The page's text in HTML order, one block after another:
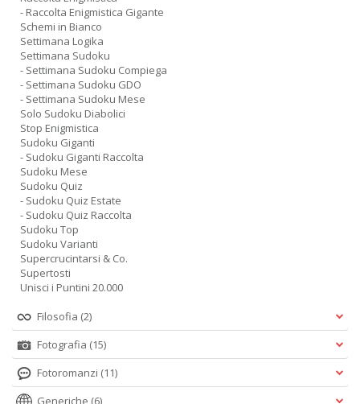
- Raccolta Enigmistica Gigante
Schemi in Bianco
Settimana Logika
Settimana Sudoku
- Settimana Sudoku Compiega
- Settimana Sudoku GDO
- Settimana Sudoku Mese
Solo Sudoku Diabolici
Stop Enigmistica
Sudoku Giganti
- Sudoku Giganti Raccolta
Sudoku Mese
Sudoku Quiz
- Sudoku Quiz Estate
- Sudoku Quiz Raccolta
Sudoku Top
Sudoku Varianti
Supercrucintarsi & Co.
Supertosti
Unisci i Puntini 20.000
Filosofia (2)
Fotografia (15)
Fotoromanzi (11)
Generiche (6)